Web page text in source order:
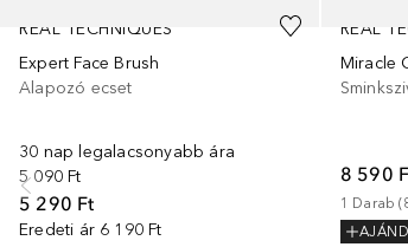
REAL TECHNIQUES
Expert Face Brush
Alapozó ecset
30 nap legalacsonyabb ára
5 090 Ft
5 290 Ft
Eredeti ár 6 190 Ft
REAL
Miracle
8 590
1 Darab (